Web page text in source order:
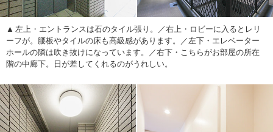
左上・エントランスは石のタイル張り。／右上・ロビーに入るとレリ
ーフが。腰板やタイルの床も高級感があります。／左下・エレベーター
ホールの隣は吹き抜けになっています。／右下・こちらがお部屋の所在
階の中廊下。日が差してくれるのがうれしい。